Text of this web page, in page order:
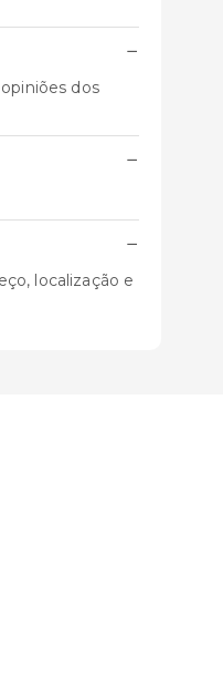
−
dos
−
−
localização e